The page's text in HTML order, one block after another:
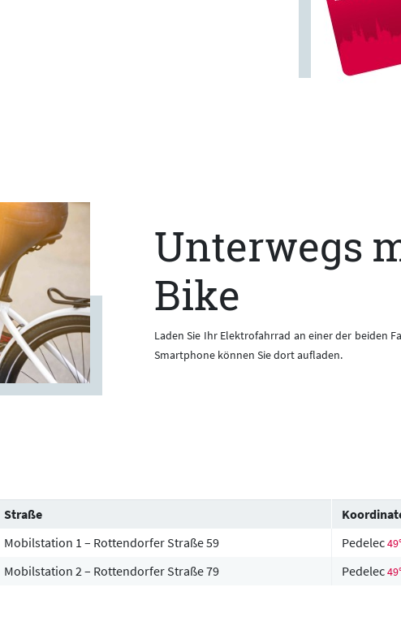
Unterwegs
Bike
Laden Sie Ihr Elektrofahrrad an einer der beiden
Smartphone können Sie dort aufladen.
Straße
Mobilstation 1 – Rottendorfer Straße 59 Pedelec
Mobilstation 2 – Rottendorfer Straße 79 Pedelec